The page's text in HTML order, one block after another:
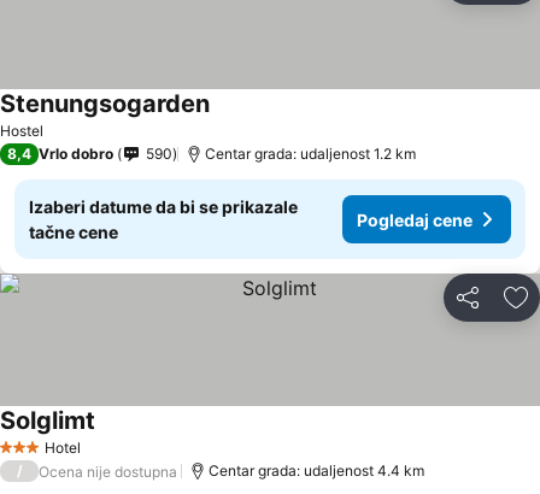
Hostel
Stenungsogarden
8,4 Vrlo dobro 590 Centar grada: udaljenost 1.2 km
Izaberi datume da bi se prikazale
tačne cene
Pogledaj cene
Deli
3 Zvezdice
Hotel
Solglimt
/ Ocena nije dostupna Centar grada: udaljenost 4.4 km